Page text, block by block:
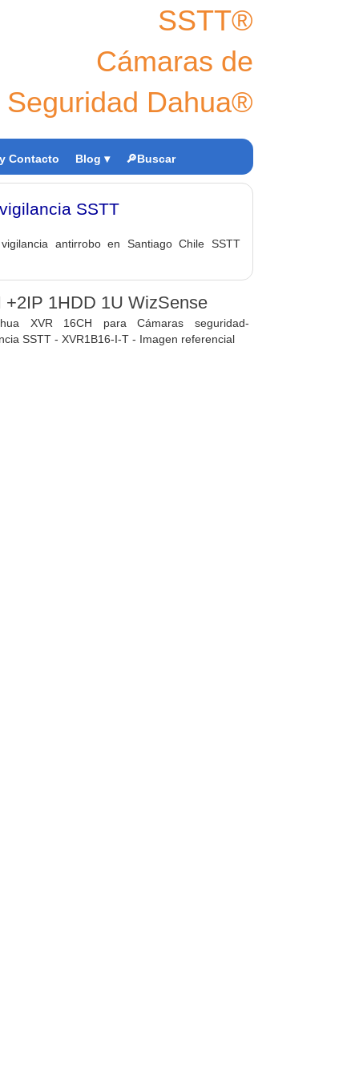
SSTT®
Cámaras de
Seguridad Dahua®
Contacto Blog ▾ 🔎Buscar
SSTT
antirrobo en Santiago Chile SSTT
1HDD 1U WizSense